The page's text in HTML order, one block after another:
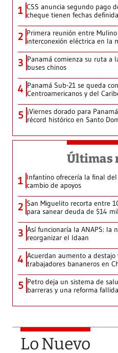
1 CSS anuncia segundo pago
cheque tienen fechas
2 Primera reunión entre
interconexión eléctrica en la
3 Panamá comienza su ruta a
buses chinos
4 Panamá Sub-21 se queda
Centroamericanos y del
5 ¡Viernes dorado para
récord histórico en Santo
Últimas
1 Infantino ofrecería la final
cambio de apoyos
2 San Miguelito recorta entre
para sanear deuda de $14
3 Así funcionaría la ANAPS: la
reorganizar el Idaan
4 Acuerdan aumento a destajo
trabajadores bananeros en
5 Petro deja un sistema de
barreras y una reforma fallida
Lo Nuevo